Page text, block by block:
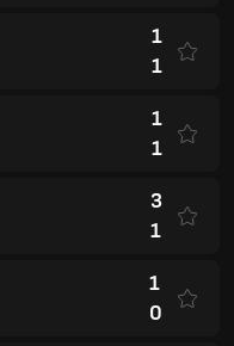
1
1
1
1
3
1
1
0